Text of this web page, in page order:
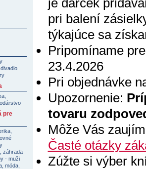
pri balení
týkajúce sa
Pripomíname
23.4.2026
Pri objednávke
Upozornenie:
tovaru
Môže Vás
Časté otázky
Zúžte si výber
pre
záhrada
- muži
móda,